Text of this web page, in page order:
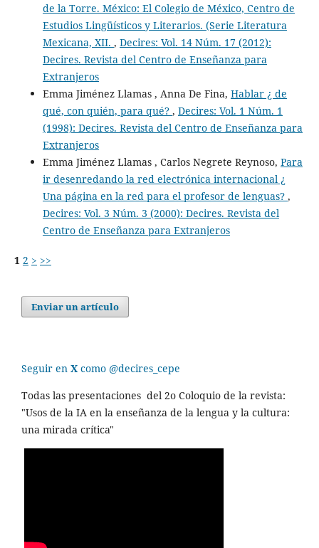
de la Torre. México: El Colegio de México, Centro de
Estudios Lingüísticos y Literarios. (Serie Literatura
Mexicana, XII. , Decires: Vol. 14 Núm. 17 (2012):
Decires. Revista del Centro de Enseñanza para
Extranjeros
Emma Jiménez Llamas , Anna De Fina, Hablar ¿ de
qué, con quién, para qué? , Decires: Vol. 1 Núm. 1
(1998): Decires. Revista del Centro de Enseñanza para
Extranjeros
Emma Jiménez Llamas , Carlos Negrete Reynoso, Para
ir desenredando la red electrónica internacional ¿
Una página en la red para el profesor de lenguas? ,
Decires: Vol. 3 Núm. 3 (2000): Decires. Revista del
Centro de Enseñanza para Extranjeros
1 2 > >>
Enviar un artículo
Seguir en X como @decires_cepe
Todas las presentaciones del 2o Coloquio de la revista:
"Usos de la IA en la enseñanza de la lengua y la cultura:
una mirada crítica"